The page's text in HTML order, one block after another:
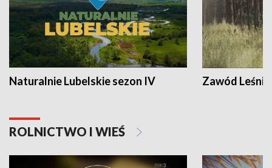
Naturalnie Lubelskie sezon IV Zawód Leśnik
ROLNICTWO I WIEŚ